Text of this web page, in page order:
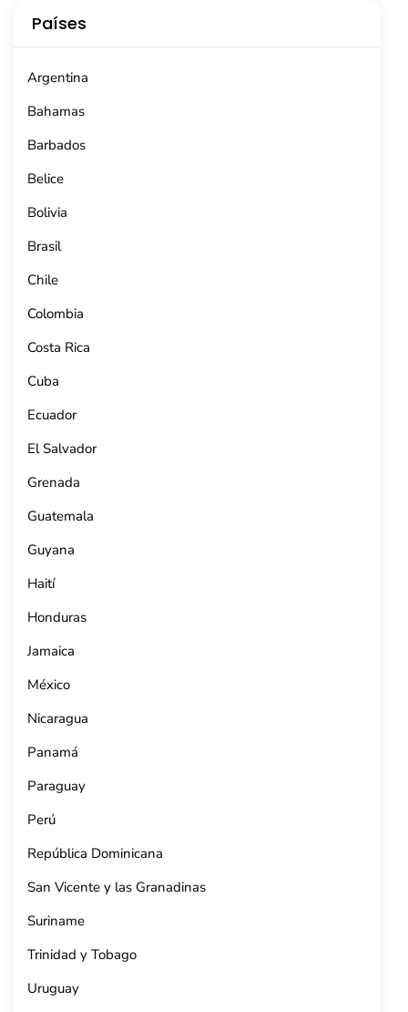
Países
Argentina
Bahamas
Barbados
Belice
Bolivia
Brasil
Chile
Colombia
Costa Rica
Cuba
Ecuador
El Salvador
Grenada
Guatemala
Guyana
Haití
Honduras
Jamaica
México
Nicaragua
Panamá
Paraguay
Perú
República Dominicana
San Vicente y las Granadinas
Suriname
Trinidad y Tobago
Uruguay